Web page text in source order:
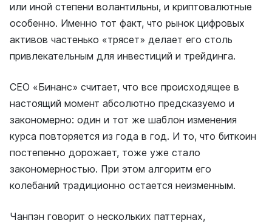
или иной степени волантильны, и криптовалютные
особенно. Именно тот факт, что рынок цифровых
активов частенько «трясет» делает его столь
привлекательным для инвестиций и трейдинга.
СЕО «Бинанс» считает, что все происходящее в
настоящий момент абсолютно предсказуемо и
закономерно: один и тот же шаблон изменения
курса повторяется из года в год. И то, что биткоин
постепенно дорожает, тоже уже стало
закономерностью. При этом алгоритм его
колебаний традиционно остается неизменным.
Чанпэн говорит о нескольких паттернах,